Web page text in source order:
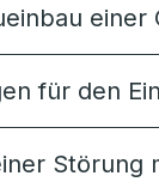
einer
für den
Störung